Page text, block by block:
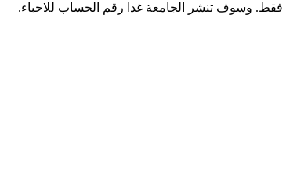
فقط. وسوف تنشر الجامعة غدا رقم الحساب للاحباء.